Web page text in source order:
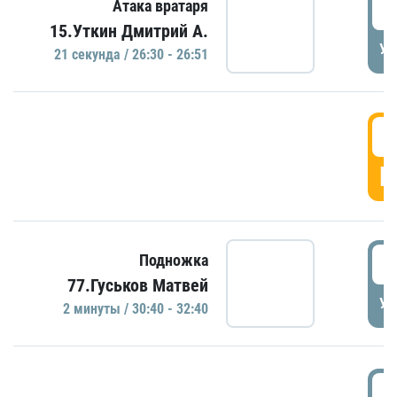
Атака вратаря
15.Уткин Дмитрий А.
21 секундa / 26:30 - 26:51
Подножка
77.Гуськов Матвей
2 минуты / 30:40 - 32:40